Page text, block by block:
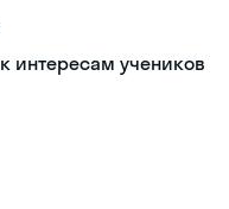
интересам учеников